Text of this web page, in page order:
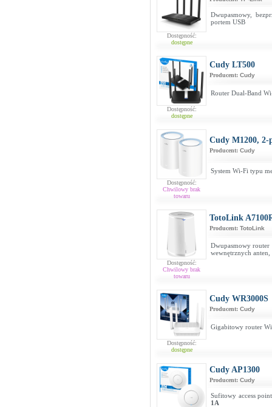
Dostępność:
dostępne
Dwupasmowy,
portem USB
Dostępność:
dostępne
Cudy LT500
Producent: Cudy
Router Dual-Band
Dostępność:
Chwilowy brak
towaru
Cudy M1200, 2-
Producent: Cudy
System Wi-Fi typu
Dostępność:
Chwilowy brak
towaru
TotoLink
Producent: TotoLink
Dwupasmowy
wewnętrznych anten,
Dostępność:
dostępne
Cudy WR3000S
Producent: Cudy
Gigabitowy router
Cudy AP1300
Producent: Cudy
Sufitowy access
1A